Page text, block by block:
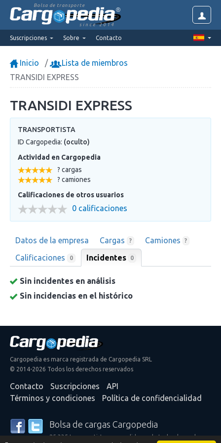
Bolsa de transporte
since 2014
Suscripciones Sobre Contacto
Inicio
Lista de miembros
TRANSIDI EXPRESS
TRANSIDI EXPRESS
TRANSPORTISTA
ID Cargopedia: (oculto)
Actividad en Cargopedia
? cargas
? camiones
Calificaciones de otros usuarios
0 calificaciones
Datos de la empresa Cargas ? Camiones ?
Calificaciones 0 Incidentes 0
Sin incidentes en análisis
Sin incidencias en el histórico
Cargopedia es marca registrada de Cargopedia SRL
© 2014-2026 Todos los derechos reservados
Contacto Suscripciones
API
Términos y condiciones
Política de confidencialidad
Bolsa de cargas Cargopedia
25.335 transportistas y expedidores de todo el mundo